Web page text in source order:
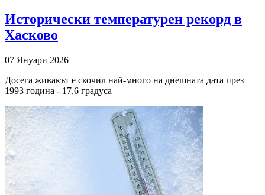
Исторически температурен рекорд в
Хасково
07 Януари 2026
Досега живакът е скочил най-много на днешната дата през
1993 година - 17,6 градуса